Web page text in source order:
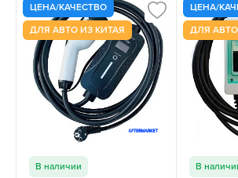
ЦЕНА/КАЧЕСТВО
ДЛЯ АВТО ИЗ КИТАЯ
В наличии
ЦЕНА/
ДЛЯ
В